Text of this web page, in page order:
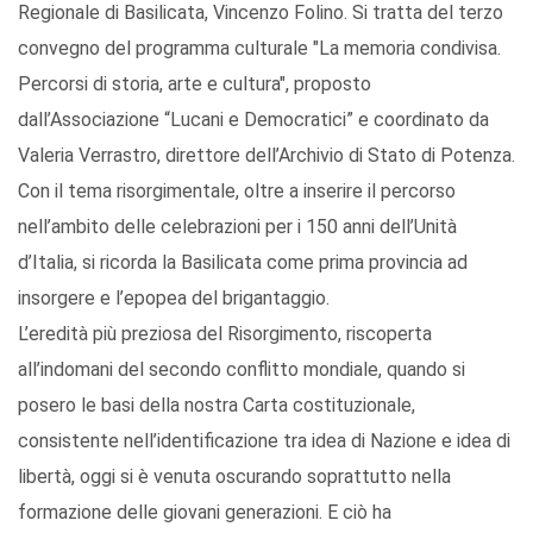
Regionale di Basilicata, Vincenzo Folino. Si tratta del terzo
convegno del programma culturale "La memoria condivisa.
Percorsi di storia, arte e cultura", proposto
dall’Associazione “Lucani e Democratici” e coordinato da
Valeria Verrastro, direttore dell’Archivio di Stato di Potenza.
Con il tema risorgimentale, oltre a inserire il percorso
nell’ambito delle celebrazioni per i 150 anni dell’Unità
d’Italia, si ricorda la Basilicata come prima provincia ad
insorgere e l’epopea del brigantaggio.
L’eredità più preziosa del Risorgimento, riscoperta
all’indomani del secondo conflitto mondiale, quando si
posero le basi della nostra Carta costituzionale,
consistente nell’identificazione tra idea di Nazione e idea di
libertà, oggi si è venuta oscurando soprattutto nella
formazione delle giovani generazioni. E ciò ha